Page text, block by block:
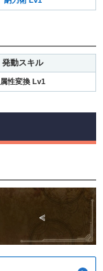
発動スキル
属性変換 Lv1